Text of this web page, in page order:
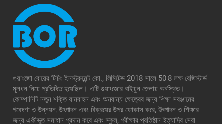
গুয়াংজো বোয়ের টিচিং ইনস্ট্রুমেন্ট কো., লিমিটেড 2018 সালে 50.8 লক্ষ রেজিস্টার্ড
মূলধন নিয়ে প্রতিষ্ঠিত হয়েছিল। এটি গুয়াংজোর বাইয়ুন জেলায় অবস্থিত।
কোম্পানিটি নতুন শক্তি যানবাহন এবং অন্যান্য ক্ষেত্রের জন্য শিক্ষা সরঞ্জামের
গবেষণা ও উন্নয়ন, উৎপাদন এবং বিক্রয়ের উপর ফোকাস করে, উৎপাদন ও শিক্ষার
জন্য একীভূত সমাধান প্রদান করে এবং স্কুল, পরীক্ষার প্রতিষ্ঠান ইত্যাদির সেবা